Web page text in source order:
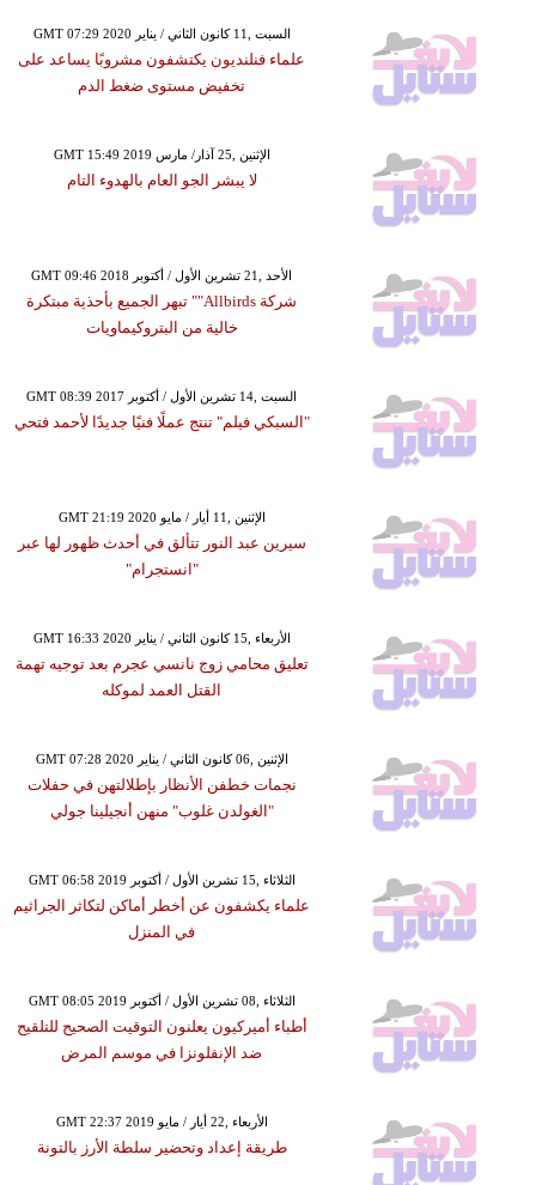
GMT 07:29 2020 السبت ,11 كانون الثاني / يناير
علماء فنلنديون يكتشفون مشروبًا يساعد على
تخفيض مستوى ضغط الدم
GMT 15:49 2019 الإثنين ,25 آذار/ مارس
لا يبشر الجو العام بالهدوء التام
GMT 09:46 2018 الأحد ,21 تشرين الأول / أكتوبر
شركة Allbirds"" تبهر الجميع بأحذية مبتكرة
خالية من البتروكيماويات
GMT 08:39 2017 السبت ,14 تشرين الأول / أكتوبر
"السبكي فيلم" تنتج عملًا فنيًا جديدًا لأحمد فتحي
GMT 21:19 2020 الإثنين ,11 أيار / مايو
سيرين عبد النور تتألق في أحدث ظهور لها عبر
"انستجرام"
GMT 16:33 2020 الأربعاء ,15 كانون الثاني / يناير
تعليق محامي زوج نانسي عجرم بعد توجيه تهمة
القتل العمد لموكله
GMT 07:28 2020 الإثنين ,06 كانون الثاني / يناير
نجمات خطفن الأنظار بإطلالتهن في حفلات
"الغولدن غلوب" منهن أنجيلينا جولي
GMT 06:58 2019 الثلاثاء ,15 تشرين الأول / أكتوبر
علماء يكشفون عن أخطر أماكن لتكاثر الجراثيم
في المنزل
GMT 08:05 2019 الثلاثاء ,08 تشرين الأول / أكتوبر
أطباء أميركيون يعلنون التوقيت الصحيح للتلقيح
ضد الإنفلونزا في موسم المرض
GMT 22:37 2019 الأربعاء ,22 أيار / مايو
طريقة إعداد وتحضير سلطة الأرز بالتونة